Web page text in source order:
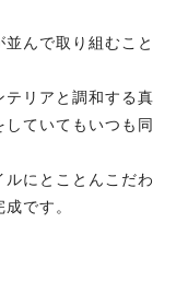
んで取り組むこと
リアと調和する真
ていてもいつも同
にとことんこだわ
です。